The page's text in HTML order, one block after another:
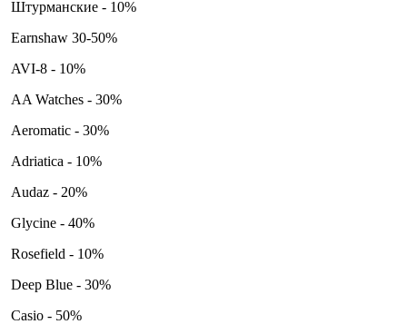
Штурманские - 10%
Earnshaw 30-50%
AVI-8 - 10%
AA Watches - 30%
Aeromatic - 30%
Adriatica - 10%
Audaz - 20%
Glycine - 40%
Rosefield - 10%
Deep Blue - 30%
Casio - 50%